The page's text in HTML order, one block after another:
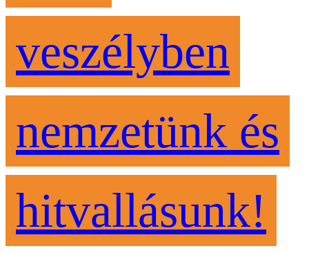
veszélyben
nemzetünk és
hitvallásunk!